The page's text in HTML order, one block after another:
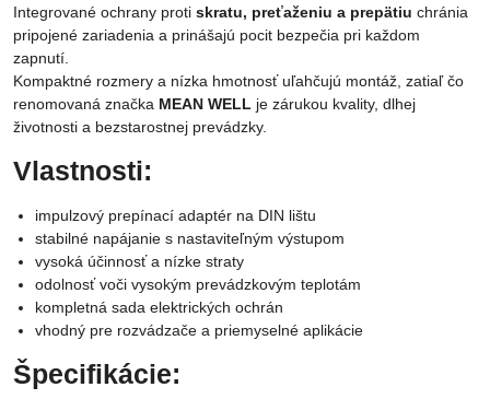
Integrované ochrany proti skratu, preťaženiu a prepätiu chránia
pripojené zariadenia a prinášajú pocit bezpečia pri každom
zapnutí.
Kompaktné rozmery a nízka hmotnosť uľahčujú montáž, zatiaľ čo
renomovaná značka MEAN WELL je zárukou kvality, dlhej
životnosti a bezstarostnej prevádzky.
Vlastnosti:
impulzový prepínací adaptér na DIN lištu
stabilné napájanie s nastaviteľným výstupom
vysoká účinnosť a nízke straty
odolnosť voči vysokým prevádzkovým teplotám
kompletná sada elektrických ochrán
vhodný pre rozvádzače a priemyselné aplikácie
Špecifikácie: